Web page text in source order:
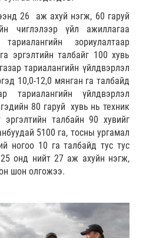
26 аж ахуй нэгж, 60 гаруй
чиглэлээр үйл ажиллагаа
зориулалтаар
эргэлтийн талбайг 100 хувь
тариалангийн үйлдвэрлэл
10,0-12,0 мянган га талбайд
тариалангийн үйлдвэрлэл
80 гаруй хувь нь техник
талбайн 90 хувийг
5100 га, тосны ургамал
ногоо 10 га талбайд тус тус
онд нийт 27 аж ахуйн нэгж,
шон олгожээ.